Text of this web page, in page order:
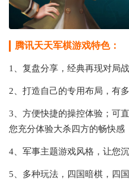
腾讯天天军棋游戏特色：
1、复盘分享，经典再现对局
2、打造自己的专用布局，有
3、方便快捷的操控体验；可
您充分体验大杀四方的畅快感
4、军事主题游戏风格，让您
5、多种玩法，四国暗棋，四